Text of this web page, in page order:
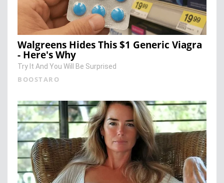
Walgreens Hides This $1 Generic Viagra
- Here's Why
Try It And You Will Be Surprised
BOOSTARO